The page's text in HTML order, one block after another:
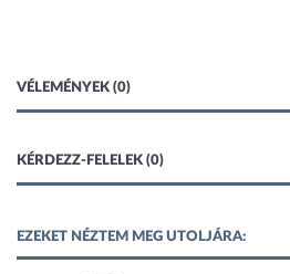
VÉLEMÉNYEK (0)
KÉRDEZZ-FELELEK (0)
EZEKET NÉZTEM MEG UTOLJÁRA: